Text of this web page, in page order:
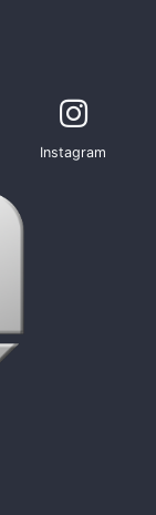
Instagram